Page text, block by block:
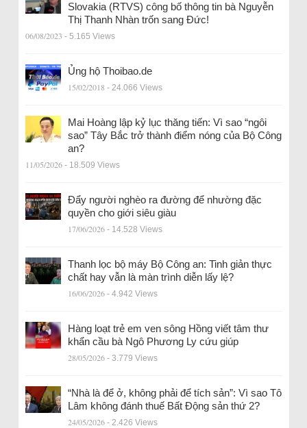
Slovakia (RTVS) công bố thông tin bà Nguyễn
Thị Thanh Nhàn trốn sang Đức!
06/08/2023 - 5.165 Views
Ủng hộ Thoibao.de
15/02/2018 - 24.066 Views
Mai Hoàng lập kỷ lục thăng tiến: Vì sao “ngôi
sao” Tây Bắc trở thành điểm nóng của Bộ Công
an?
11/05/2026 - 18.509 Views
Đẩy người nghèo ra đường để nhường đặc
quyền cho giới siêu giàu
17/06/2026 - 14.528 Views
Thanh lọc bộ máy Bộ Công an: Tinh giản thực
chất hay vẫn là màn trình diễn lấy lệ?
16/06/2026 - 4.942 Views
Hàng loạt trẻ em ven sông Hồng viết tâm thư
khẩn cầu bà Ngô Phương Ly cứu giúp
28/05/2026 - 3.779 Views
“Nhà là để ở, không phải để tích sản”: Vì sao Tô
Lâm không đánh thuế Bất Động sản thứ 2?
24/05/2026 - 2.426 Views